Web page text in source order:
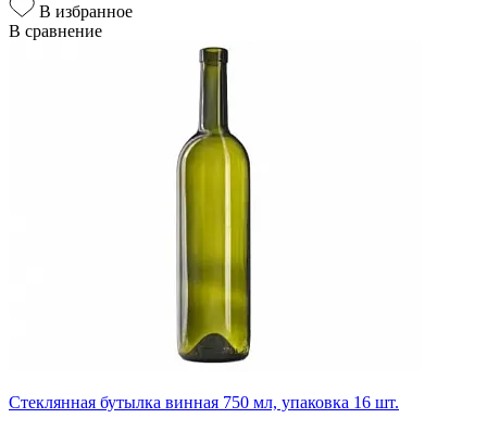
В избранное
В сравнение
Стеклянная бутылка винная 750 мл, упаковка 16 шт.